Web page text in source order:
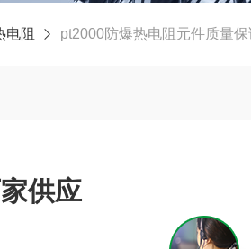
电阻 pt2000防爆热电阻元件质量
电阻元件质量保证 厂家供应